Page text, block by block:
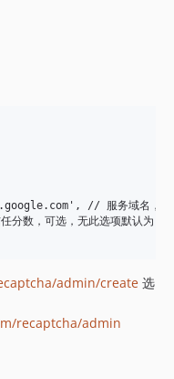
// 服务域名，
数，可选，无此选项默认为
admin/create 选
recaptcha/admin